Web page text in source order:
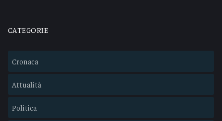
CATEGORIE
Cronaca
Attualità
Politica